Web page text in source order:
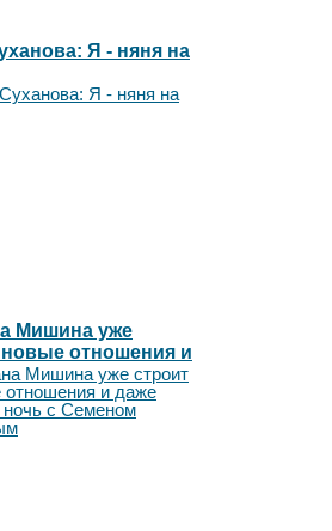
Я - няня на
Мишина уже
новые отношения и
ночь с
Фроловым